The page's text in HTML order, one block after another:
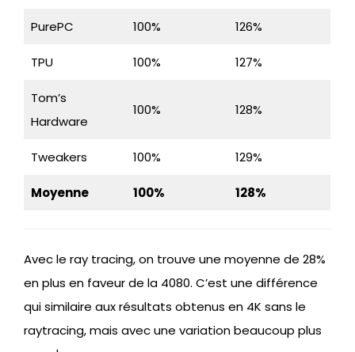
PurePC 100% 126%
TPU 100% 127%
Tom’s
Hardware
100% 128%
Tweakers 100% 129%
Moyenne 100% 128%
Avec le ray tracing, on trouve une moyenne de 28%
en plus en faveur de la 4080. C’est une différence
qui similaire aux résultats obtenus en 4K sans le
raytracing, mais avec une variation beaucoup plus